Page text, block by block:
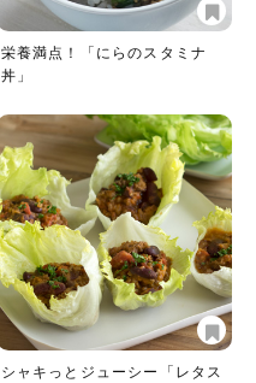
栄養満点！「にらのスタミナ
丼」
シャキっとジューシー「レタス